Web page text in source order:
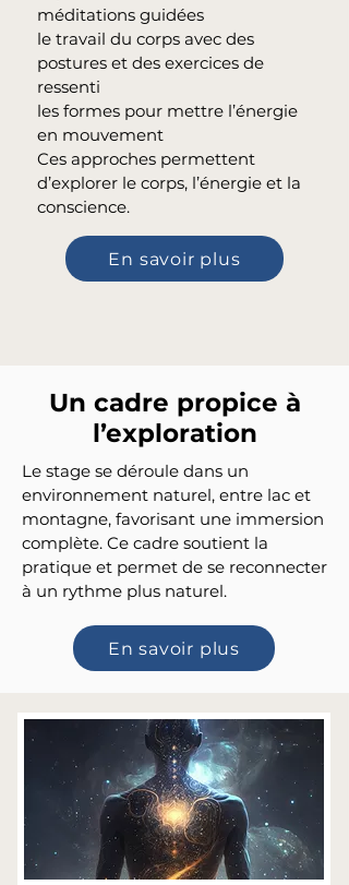
méditations guidées
le travail du corps avec des
postures et des exercices de
ressenti
les formes pour mettre l’énergie
en mouvement
Ces approches permettent
d’explorer le corps, l’énergie et la
conscience.
En savoir plus
Un cadre propice à
l’exploration
Le stage se déroule dans un
environnement naturel, entre lac et
montagne, favorisant une immersion
complète. Ce cadre soutient la
pratique et permet de se reconnecter
à un rythme plus naturel.
En savoir plus